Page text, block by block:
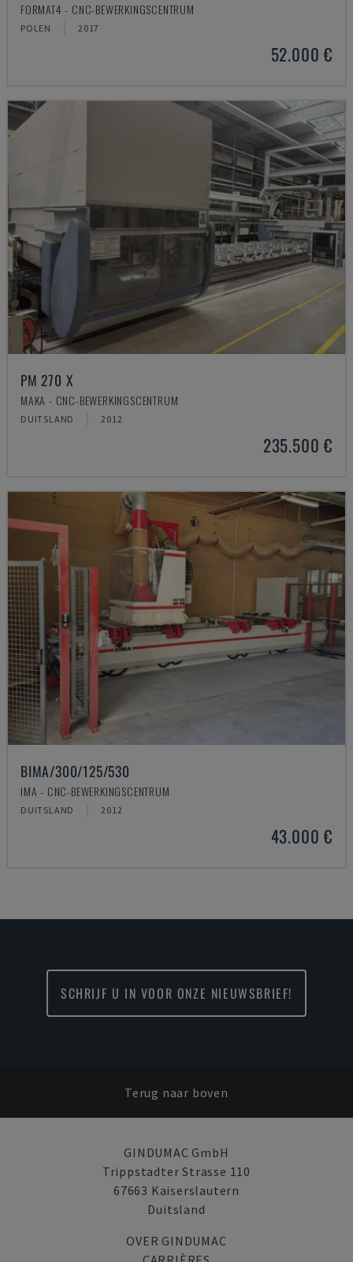
FORMAT4 - CNC-BEWERKINGSCENTRUM
POLEN 2017
52.000 €
PM 270 X
MAKA - CNC-BEWERKINGSCENTRUM
DUITSLAND 2012
235.500 €
BIMA/300/125/530
IMA - CNC-BEWERKINGSCENTRUM
DUITSLAND 2012
43.000 €
SCHRIJF U IN VOOR ONZE NIEUWSBRIEF!
Terug naar boven
GINDUMAC GmbH
Trippstadter Strasse 110
67663 Kaiserslautern
Duitsland
OVER GINDUMAC